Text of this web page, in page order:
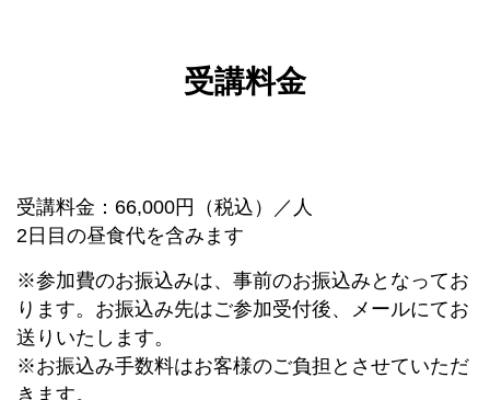
受講料金
受講料金：66,000円（税込）／人
2日目の昼食代を含みます
※参加費のお振込みは、事前のお振込みとなってお
ります。お振込み先はご参加受付後、メールにてお
送りいたします。
※お振込み手数料はお客様のご負担とさせていただ
きます。